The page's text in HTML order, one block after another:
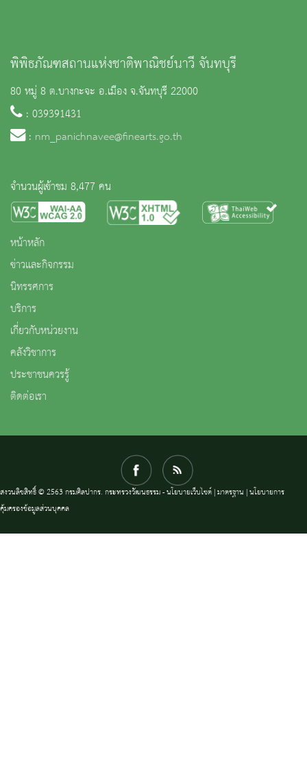
พิพิธภัณฑสถานแห่งชาติพาณิชย์นาวี จันทบุรี
80 หมู่ 8 ต.บางกะจะ อ.เมือง จ.จันทบุรี 22000
: 039391431
: nm_panichnavee@finearts.go.th
จำนวนผู้เข้าชม 8,477 คน
หน้าหลัก
ข่าวและกิจกรรม
นิทรรศการ
บริการ
เกี่ยวกับหน่วยงาน
คลังวิชาการ
ประชาชนควรรู้
ติดต่อเรา
สงวนลิขสิทธิ์ © 2563 กรมศิลปากร. กระทรวงวัฒนธรรม -นโยบายเว็บไซต์|มาตรฐาน |นโยบายการ
คุ้มครองข้อมูลส่วนบุคคล